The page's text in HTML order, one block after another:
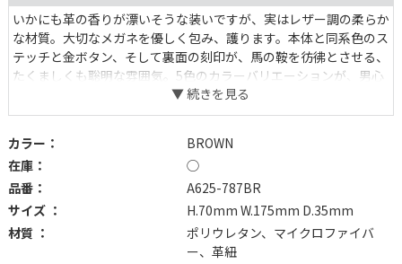
いかにも革の香りが漂いそうな装いですが、実はレザー調の柔らか
な材質。大切なメガネを優しく包み、護ります。本体と同系色のス
テッチと金ボタン、そして裏面の刻印が、馬の鞍を彷彿とさせる、
たくましくも聡明な雰囲気。5色のカラーバリエーションが、男心
カラー：
BROWN
在庫：
◯
品番：
A625-787BR
サイズ ：
H.70mm W.175mm D.35mm
材質 ：
ポリウレタン、マイクロファイバ
ー、革紐